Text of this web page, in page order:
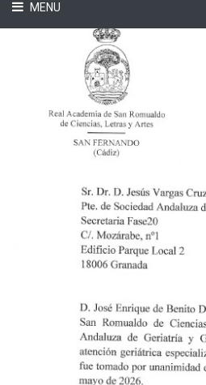
MENU